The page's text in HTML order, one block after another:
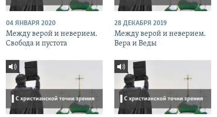
04 ЯНВАРЯ 2020
Между верой и неверием.
Свобода и пустота
28 ДЕКАБРЯ 2019
Между верой и неверием.
Вера и Веды